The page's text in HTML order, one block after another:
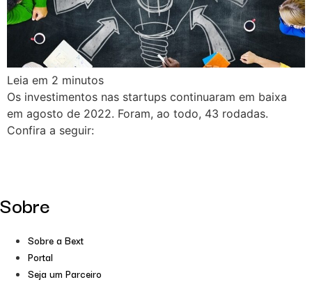
Leia em 2 minutos
Os investimentos nas startups continuaram em baixa
em agosto de 2022. Foram, ao todo, 43 rodadas.
Confira a seguir:
Sobre
Sobre a Bext
Portal
Seja um Parceiro